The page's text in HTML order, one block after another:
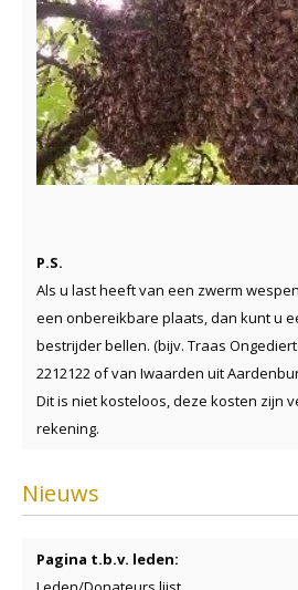
P.S.
Als u last heeft van een zwerm
een onbereikbare plaats, dan kunt u
bestrijder bellen. (bijv. Traas
2212122 of van Iwaarden uit
Dit is niet kosteloos, deze kosten zijn
rekening.
Nieuws
Pagina t.b.v. leden: